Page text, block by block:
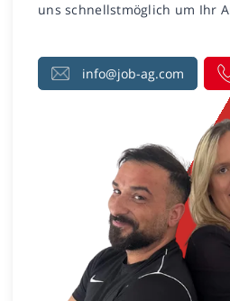
uns schnellstmöglich um Ihr
info@job-ag.com